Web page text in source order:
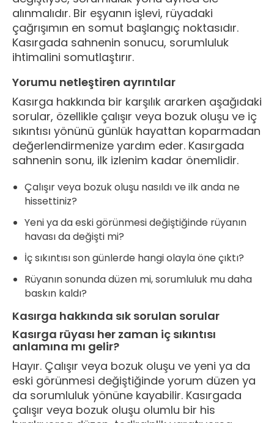
alınmalıdır. Bir eşyanın işlevi, rüyadaki
çağrışımın en somut başlangıç noktasıdır.
Kasırgada sahnenin sonucu, sorumluluk
ihtimalini somutlaştırır.
Yorumu netleştiren ayrıntılar
Kasırga hakkında bir karşılık ararken aşağıdaki
sorular, özellikle çalışır veya bozuk oluşu ve iç
sıkıntısı yönünü günlük hayattan koparmadan
değerlendirmenize yardım eder. Kasırgada
sahnenin sonu, ilk izlenim kadar önemlidir.
Çalışır veya bozuk oluşu nasıldı ve ilk anda ne
hissettiniz?
Yeni ya da eski görünmesi değiştiğinde rüyanın
havası da değişti mi?
İç sıkıntısı son günlerde hangi olayla öne çıktı?
Rüyanın sonunda düzen mi, sorumluluk mu daha
baskın kaldı?
Kasırga hakkında sık sorulan sorular
Kasırga rüyası her zaman iç sıkıntısı
anlamına mı gelir?
Hayır. Çalışır veya bozuk oluşu ve yeni ya da
eski görünmesi değiştiğinde yorum düzen ya
da sorumluluk yönüne kayabilir. Kasırgada
çalışır veya bozuk oluşu olumlu bir his